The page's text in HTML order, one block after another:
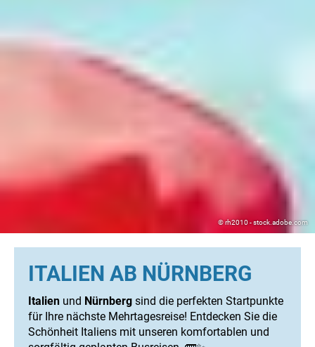
© rh2010 - stock.adobe.com
ITALIEN AB NÜRNBERG
Italien und Nürnberg sind die perfekten Startpunkte
für Ihre nächste Mehrtagesreise! Entdecken Sie die
Schönheit Italiens mit unseren komfortablen und